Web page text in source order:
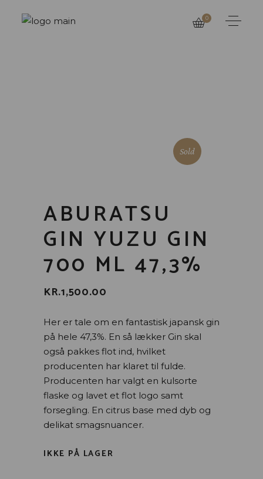
0
Sold
ABURATSU
GIN YUZU GIN
700 ML 47,3%
KR.1,500.00
Her er tale om en fantastisk japansk gin
på hele 47,3%. En så lækker Gin skal
også pakkes flot ind, hvilket
producenten har klaret til fulde.
Producenten har valgt en kulsorte
flaske og lavet et flot logo samt
forsegling. En citrus base med dyb og
delikat smagsnuancer.
IKKE PÅ LAGER